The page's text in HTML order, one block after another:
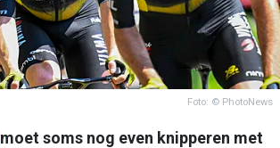
Foto: © PhotoNews
moet soms nog even knipperen met